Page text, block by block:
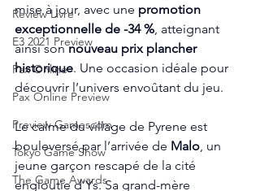
Review Livre
E3 2021 Preview
Pax Online
Pax Online Preview
Preview Gamescom
Tokyo Game Show
The Game Awards
mise à jour, avec une promotion
exceptionnelle de -34 % , atteignant
ainsi son nouveau prix plancher
historique. Une occasion idéale pour
découvrir l’univers envoûtant du jeu.
Le calme du village de Pyrene est
bouleversé par l’arrivée de Malo , un
jeune garçon rescapé de la cité
engloutie d’Ys. Sa grand-mère